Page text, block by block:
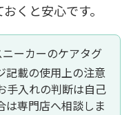
くと安心です。
ーカーのケアタグ
記載の使用上の注意
手入れの判断は自己
は専門店へ相談しま